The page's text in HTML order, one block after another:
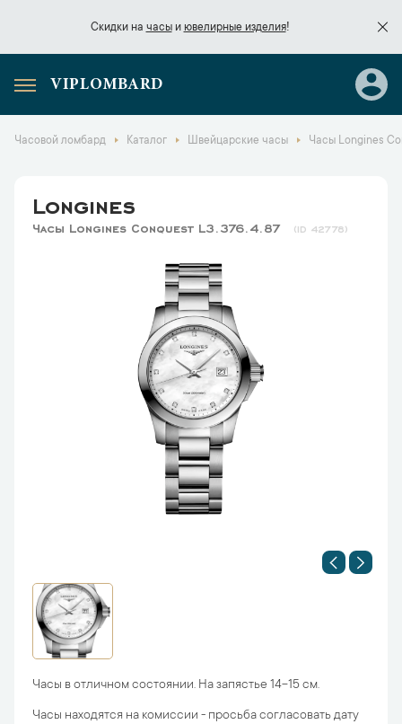
Скидки на часыи ювелирные изделия!
Скидки начасы
VIPLOMBARD
Часовой ломбард Каталог Швейцарские часы Часы Longines
Longines
Часы Longines Conquest L3.376.4.87 42778
Часы в отличном состоянии. На запястье 14-15 см.
Часы находятся на комиссии - просьба согласовать дату